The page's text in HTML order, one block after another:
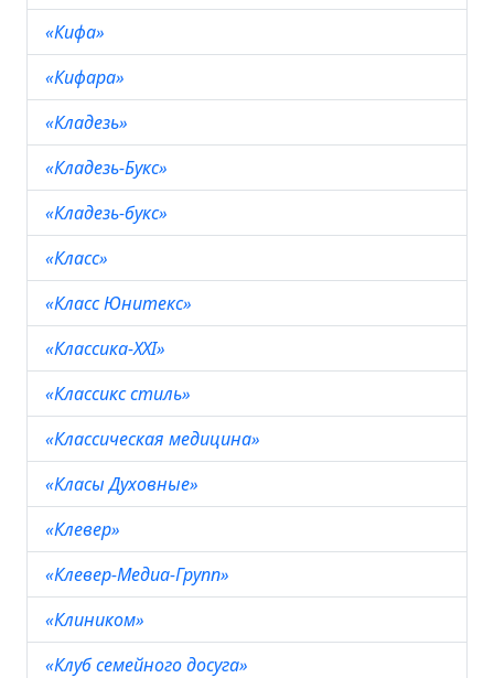
«Кифа»
«Кифара»
«Кладезь»
«Кладезь-Букс»
«Кладезь-букс»
«Класс»
«Класс Юнитекс»
«Классика-XXI»
«Классикс стиль»
«Классическая медицина»
«Класы Духовные»
«Клевер»
«Клевер-Медиа-Групп»
«Клиником»
«Клуб семейного досуга»